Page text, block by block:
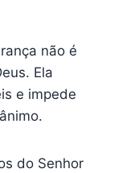
não é
Ela
e impede
do Senhor